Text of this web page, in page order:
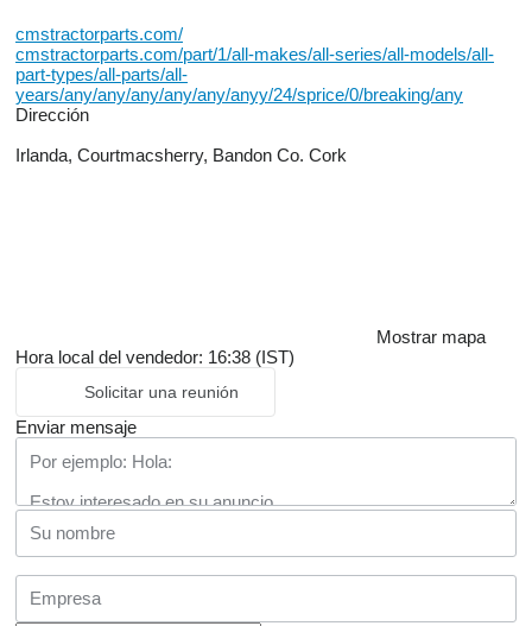
cmstractorparts.com/
cmstractorparts.com/part/1/all-makes/all-series/all-models/all-
part-types/all-parts/all-
years/any/any/any/any/any/anyy/24/sprice/0/breaking/any
Dirección
Irlanda, Courtmacsherry, Bandon Co. Cork
Mostrar mapa
Hora local del vendedor: 16:38 (IST)
Solicitar una reunión
Enviar mensaje